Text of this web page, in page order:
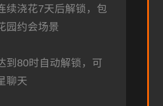
续浇花7天后解锁，包
园约会场景
到80时自动解锁，可
聊天